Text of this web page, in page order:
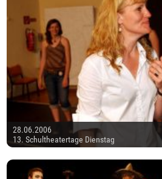
28.06.2006
13. Schultheatertage Dienstag